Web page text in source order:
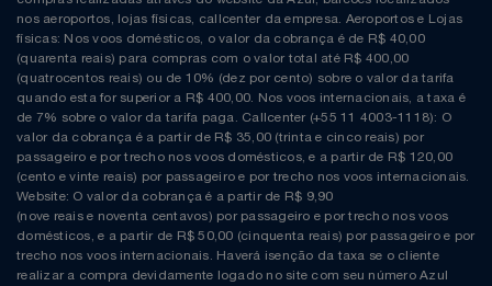
nos aeroportos, lojas físicas, callcenter da empresa. Aeroportos e Lojas
físicas: Nos voos domésticos, o valor da cobrança é de R$ 40,00
(quarenta reais) para compras com o valor total até R$ 400,00
(quatrocentos reais) ou de 10% (dez por cento) sobre o valor da tarifa
quando esta for superior a R$ 400,00. Nos voos internacionais, a taxa é
de 7% sobre o valor da tarifa paga. Callcenter (+55 11 4003-1118): O
valor da cobrança é a partir de R$ 35,00 (trinta e cinco reais) por
passageiro e por trecho nos voos domésticos, e a partir de R$ 120,00
(cento e vinte reais) por passageiro e por trecho nos voos internacionais.
Website: O valor da cobrança é a partir de R$ 9,90
(nove reais e noventa centavos) por passageiro e por trecho nos voos
domésticos, e a partir de R$ 50,00 (cinquenta reais) por passageiro e por
trecho nos voos internacionais. Haverá isenção da taxa se o cliente
realizar a compra devidamente logado no site com seu número Azul